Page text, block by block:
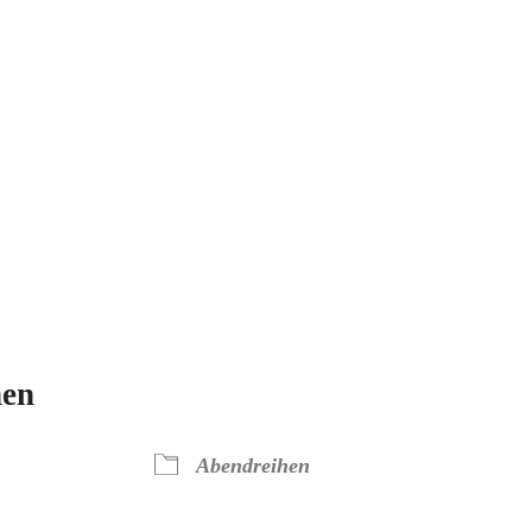
Abendreihen